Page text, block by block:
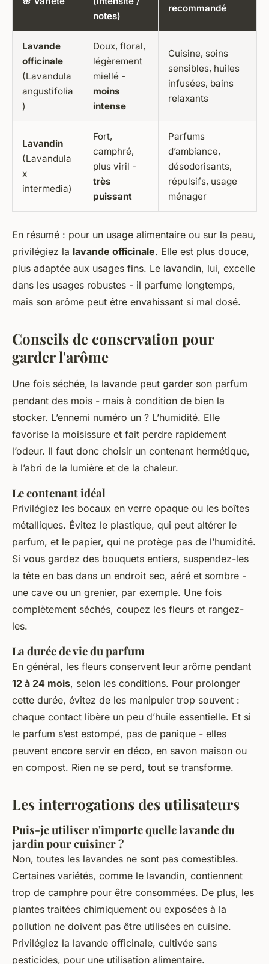
notes)
recommandé
Lavande
officinale
(Lavandula
angustifolia
)
Doux, floral,
légèrement
miellé -
moins
intense
Cuisine, soins
sensibles, huiles
infusées, bains
relaxants
Lavandin
(Lavandula
x
intermedia)
Fort,
camphré,
plus viril -
très
puissant
Parfums
d’ambiance,
désodorisants,
répulsifs, usage
ménager
En résumé : pour un usage alimentaire ou sur la peau,
privilégiez la lavande officinale. Elle est plus douce,
plus adaptée aux usages fins. Le lavandin, lui, excelle
dans les usages robustes - il parfume longtemps,
mais son arôme peut être envahissant si mal dosé.
Conseils de conservation pour
garder l'arôme
Une fois séchée, la lavande peut garder son parfum
pendant des mois - mais à condition de bien la
stocker. L’ennemi numéro un ? L’humidité. Elle
favorise la moisissure et fait perdre rapidement
l’odeur. Il faut donc choisir un contenant hermétique,
à l’abri de la lumière et de la chaleur.
Le contenant idéal
Privilégiez les bocaux en verre opaque ou les boîtes
métalliques. Évitez le plastique, qui peut altérer le
parfum, et le papier, qui ne protège pas de l’humidité.
Si vous gardez des bouquets entiers, suspendez-les
la tête en bas dans un endroit sec, aéré et sombre -
une cave ou un grenier, par exemple. Une fois
complètement séchés, coupez les fleurs et rangez-
les.
La durée de vie du parfum
En général, les fleurs conservent leur arôme pendant
12 à 24 mois, selon les conditions. Pour prolonger
cette durée, évitez de les manipuler trop souvent :
chaque contact libère un peu d’huile essentielle. Et si
le parfum s’est estompé, pas de panique - elles
peuvent encore servir en déco, en savon maison ou
en compost. Rien ne se perd, tout se transforme.
Les interrogations des utilisateurs
Puis-je utiliser n'importe quelle lavande du
jardin pour cuisiner ?
Non, toutes les lavandes ne sont pas comestibles.
Certaines variétés, comme le lavandin, contiennent
trop de camphre pour être consommées. De plus, les
plantes traitées chimiquement ou exposées à la
pollution ne doivent pas être utilisées en cuisine.
Privilégiez la lavande officinale, cultivée sans
pesticides, pour une utilisation alimentaire.